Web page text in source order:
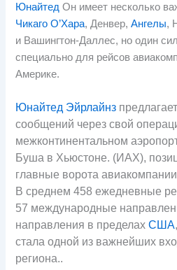
Юнайтед Он имеет несколько
Чикаго О’Хара, Денвер,Ангелы,
и Вашингтон-Даллес, но один
специально для рейсов
Америке.
Юнайтед Эйрлайнз
сообщений через свой
межконтинентальном
Буша в Хьюстоне. (ИАХ),
главные ворота
В среднем 458 ежедневные
57 международные
направления в пределахСША
стала одной из важнейших
региона..